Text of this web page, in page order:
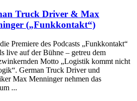
Truck Driver & Max
(„Funkkontakt“)
Premiere des Podcasts „Funkkontakt“
live auf der Bühne – getreu dem
Motto „Logistik kommt nicht
German Truck Driver und
Max Menninger nehmen das
...